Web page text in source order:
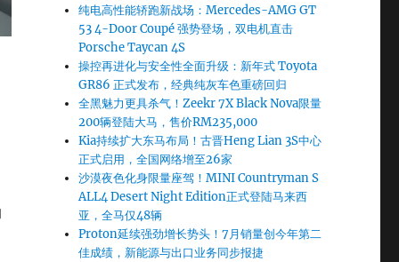
纯电高性能轿跑新战场：Mercedes-AMG GT
53 4-Door Coupé 强势登场，双电机直击
Porsche Taycan 4S
操控再进化与安全性全面升级：新年式 Toyota
GR86 正式发布，经典纯灰车色重磅回归
全黑魅力更具杀气！Zeekr 7X Black Nova限量
200辆登陆大马，售价RM235,000
Kia持续扩大东马布局！古晋Heng Lian 3S中心
正式启用，全国网络增至26家
沙漠夜色化身限量座驾！MINI Countryman S
ALL4 Desert Night Edition正式登陆马来西
亚，全马仅48辆
Proton延续强劲增长势头！7月销量创今年第二
佳成绩，新能源与出口业务同步报捷